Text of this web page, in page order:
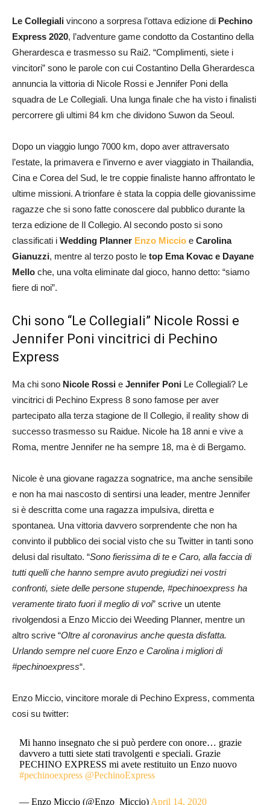
Le Collegiali vincono a sorpresa l’ottava edizione di Pechino
Express 2020, l’adventure game condotto da Costantino della
Gherardesca e trasmesso su Rai2. “Complimenti, siete i
vincitori” sono le parole con cui Costantino Della Gherardesca
annuncia la vittoria di Nicole Rossi e Jennifer Poni della
squadra de Le Collegiali. Una lunga finale che ha visto i finalisti
percorrere gli ultimi 84 km che dividono Suwon da Seoul.
Dopo un viaggio lungo 7000 km, dopo aver attraversato
l’estate, la primavera e l’inverno e aver viaggiato in Thailandia,
Cina e Corea del Sud, le tre coppie finaliste hanno affrontato le
ultime missioni. A trionfare è stata la coppia delle giovanissime
ragazze che si sono fatte conoscere dal pubblico durante la
terza edizione de Il Collegio. Al secondo posto si sono
classificati i Wedding Planner Enzo Miccio e Carolina
Gianuzzi, mentre al terzo posto le top Ema Kovac e Dayane
Mello che, una volta eliminate dal gioco, hanno detto: “siamo
fiere di noi”.
Chi sono “Le Collegiali” Nicole Rossi e
Jennifer Poni vincitrici di Pechino
Express
Ma chi sono Nicole Rossi e Jennifer Poni Le Collegiali? Le
vincitrici di Pechino Express 8 sono famose per aver
partecipato alla terza stagione de Il Collegio, il reality show di
successo trasmesso su Raidue. Nicole ha 18 anni e vive a
Roma, mentre Jennifer ne ha sempre 18, ma è di Bergamo.
Nicole è una giovane ragazza sognatrice, ma anche sensibile
e non ha mai nascosto di sentirsi una leader, mentre Jennifer
si è descritta come una ragazza impulsiva, diretta e
spontanea. Una vittoria davvero sorprendente che non ha
convinto il pubblico dei social visto che su Twitter in tanti sono
delusi dal risultato. “Sono fierissima di te e Caro, alla faccia di
tutti quelli che hanno sempre avuto pregiudizi nei vostri
confronti, siete delle persone stupende, #pechinoexpress ha
veramente tirato fuori il meglio di voi” scrive un utente
rivolgendosi a Enzo Miccio dei Weeding Planner, mentre un
altro scrive “Oltre al coronavirus anche questa disfatta.
Urlando sempre nel cuore Enzo e Carolina i migliori di
#pechinoexpress“.
Enzo Miccio, vincitore morale di Pechino Express, commenta
cosi su twitter:
Mi hanno insegnato che si può perdere con onore… grazie
davvero a tutti siete stati travolgenti e speciali. Grazie
PECHINO EXPRESS mi avete restituito un Enzo nuovo
#pechinoexpress @PechinoExpress
— Enzo Miccio (@Enzo_Miccio) April 14, 2020